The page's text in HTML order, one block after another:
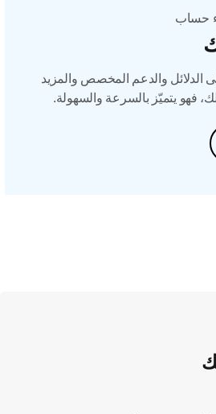
حساب
والدعم المخصص والمزيد
فهو يتميّز بالسرعة والسهولة.